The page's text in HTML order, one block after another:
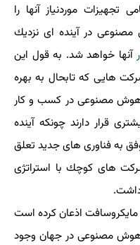
تجهیزات موردنیاز آنها را
در آینده ای نزدیك
آنها خواهد شد. به قول این
هایی كه تابحال به بهره
هوش مصنوعی در كسب و كار
قرار دارند چونكه آینده
به فناوری های جدید تعلق
های كوچك با استراتژی
مایكروسافت اذعان كرده است
هوش مصنوعی در جهان وجود